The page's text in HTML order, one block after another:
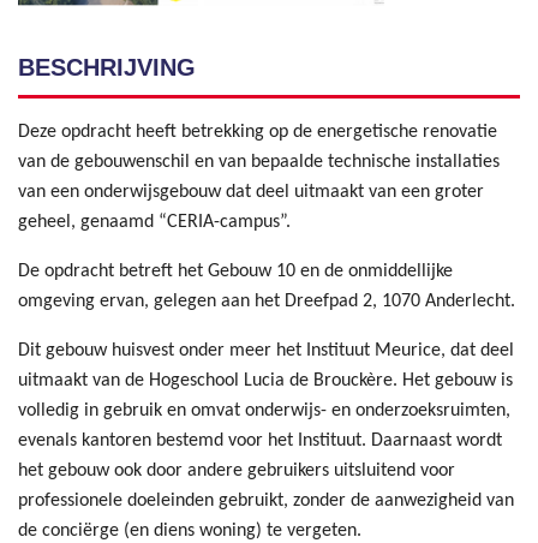
BESCHRIJVING
Deze opdracht heeft betrekking op de energetische renovatie
van de gebouwenschil en van bepaalde technische installaties
van een onderwijsgebouw dat deel uitmaakt van een groter
geheel, genaamd “CERIA-campus”.
De opdracht betreft het Gebouw 10 en de onmiddellijke
omgeving ervan, gelegen aan het Dreefpad 2, 1070 Anderlecht.
Dit gebouw huisvest onder meer het Instituut Meurice, dat deel
uitmaakt van de Hogeschool Lucia de Brouckère. Het gebouw is
volledig in gebruik en omvat onderwijs- en onderzoeksruimten,
evenals kantoren bestemd voor het Instituut. Daarnaast wordt
het gebouw ook door andere gebruikers uitsluitend voor
professionele doeleinden gebruikt, zonder de aanwezigheid van
de conciërge (en diens woning) te vergeten.